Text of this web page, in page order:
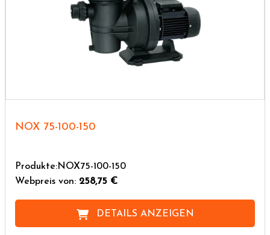
NOX 75-100-150
Produkte:NOX75-100-150
Webpreis von: 258,75 €
DETAILS ANZEIGEN